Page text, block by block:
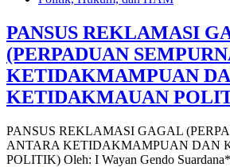
PANSUS REKLAMASI
(PERPADUAN
KETIDAKMAMPUAN
KETIDAKMAUAN
PANSUS REKLAMASI GAGAL
ANTARA KETIDAKMAMPUAN DAN
POLITIK) Oleh: I Wayan Gendo